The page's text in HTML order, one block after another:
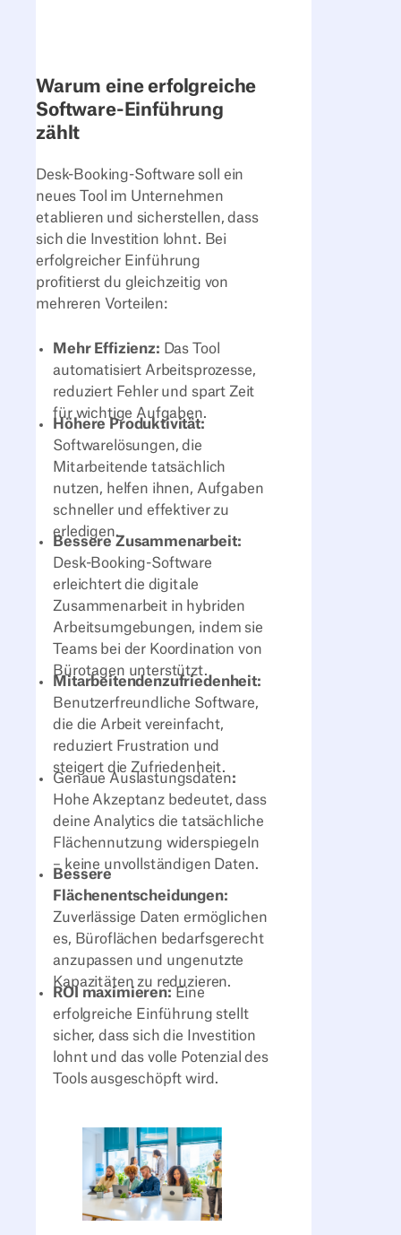
Warum eine erfolgreiche
Software-Einführung
zählt
Desk-Booking-Software soll ein
neues Tool im Unternehmen
etablieren und sicherstellen, dass
sich die Investition lohnt. Bei
erfolgreicher Einführung
profitierst du gleichzeitig von
mehreren Vorteilen:
Mehr Effizienz: Das Tool
automatisiert Arbeitsprozesse,
reduziert Fehler und spart Zeit
für wichtige Aufgaben.
Höhere Produktivität:
Softwarelösungen, die
Mitarbeitende tatsächlich
nutzen, helfen ihnen, Aufgaben
schneller und effektiver zu
erledigen.
Bessere Zusammenarbeit:
Desk-Booking-Software
erleichtert die digitale
Zusammenarbeit in hybriden
Arbeitsumgebungen, indem sie
Teams bei der Koordination von
Bürotagen unterstützt.
Mitarbeitendenzufriedenheit:
Benutzerfreundliche Software,
die die Arbeit vereinfacht,
reduziert Frustration und
steigert die Zufriedenheit.
Genaue Auslastungsdaten:
Hohe Akzeptanz bedeutet, dass
deine Analytics die tatsächliche
Flächennutzung widerspiegeln
– keine unvollständigen Daten.
Bessere
Flächenentscheidungen:
Zuverlässige Daten ermöglichen
es, Büroflächen bedarfsgerecht
anzupassen und ungenutzte
Kapazitäten zu reduzieren.
ROI maximieren: Eine
erfolgreiche Einführung stellt
sicher, dass sich die Investition
lohnt und das volle Potenzial des
Tools ausgeschöpft wird.